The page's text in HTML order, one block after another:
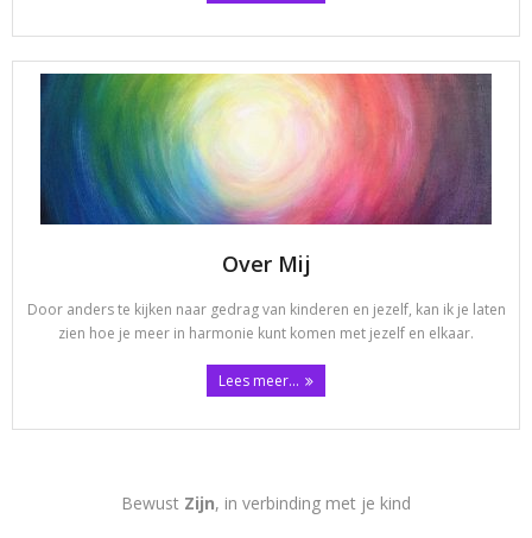
Over Mij
Door anders te kijken naar gedrag van kinderen en jezelf, kan ik je laten
zien hoe je meer in harmonie kunt komen met jezelf en elkaar.
Lees meer...
Bewust Zijn, in verbinding met je kind